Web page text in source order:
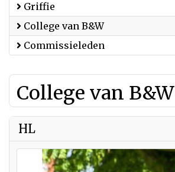
Griffie
College van B&W
Commissieleden
College van B&W
HL